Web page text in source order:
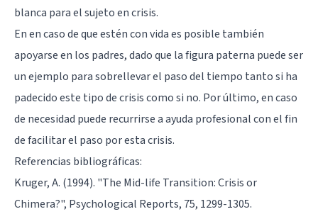
blanca para el sujeto en crisis.
En en caso de que estén con vida es posible también
apoyarse en los padres, dado que la figura paterna puede ser
un ejemplo para sobrellevar el paso del tiempo tanto si ha
padecido este tipo de crisis como si no. Por último, en caso
de necesidad puede recurrirse a ayuda profesional con el fin
de facilitar el paso por esta crisis.
Referencias bibliográficas:
Kruger, A. (1994). "The Mid-life Transition: Crisis or
Chimera?", Psychological Reports, 75, 1299-1305.